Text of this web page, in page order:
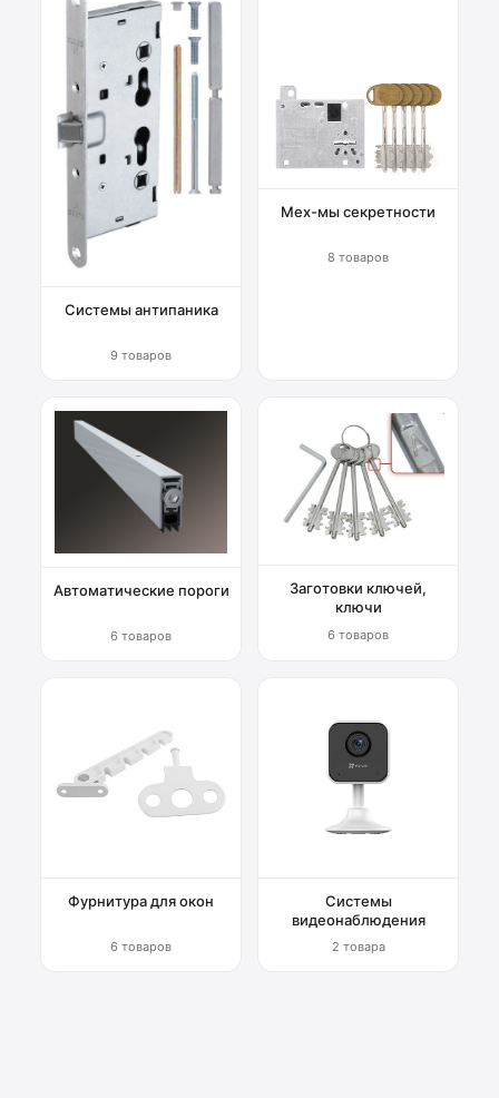
Системы антипаника
9 товаров
Мех-мы секретности
8 товаров
Автоматические пороги
6 товаров
Заготовки ключей,
ключи
6 товаров
Фурнитура для окон
6 товаров
Системы
видеонаблюдения
2 товара